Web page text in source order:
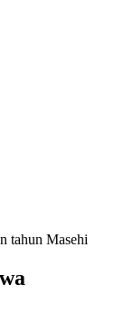
tahun Masehi